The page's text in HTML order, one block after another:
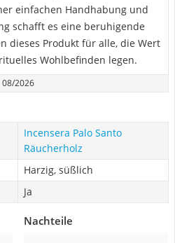
einfachen Handhabung und
schafft es eine beruhigende
dieses Produkt für alle, die Wert
Wohlbefinden legen.
08/2026
Incensera Palo Santo
Räucherholz
Harzig, süßlich
Ja
Nachteile